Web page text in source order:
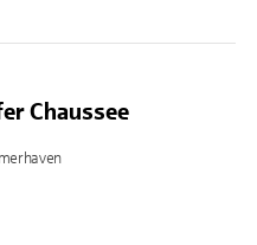
Chaussee